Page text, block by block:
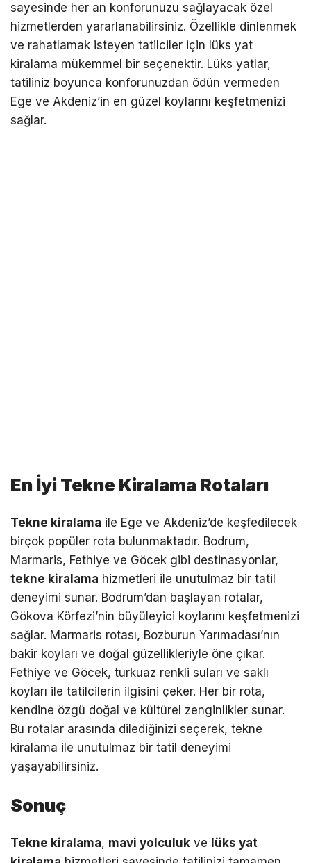
sayesinde her an konforunuzu sağlayacak özel
hizmetlerden yararlanabilirsiniz. Özellikle dinlenmek
ve rahatlamak isteyen tatilciler için lüks yat
kiralama mükemmel bir seçenektir. Lüks yatlar,
tatiliniz boyunca konforunuzdan ödün vermeden
Ege ve Akdeniz’in en güzel koylarını keşfetmenizi
sağlar.
En İyi Tekne Kiralama Rotaları
Tekne kiralama ile Ege ve Akdeniz’de keşfedilecek
birçok popüler rota bulunmaktadır. Bodrum,
Marmaris, Fethiye ve Göcek gibi destinasyonlar,
tekne kiralama hizmetleri ile unutulmaz bir tatil
deneyimi sunar. Bodrum’dan başlayan rotalar,
Gökova Körfezi’nin büyüleyici koylarını keşfetmenizi
sağlar. Marmaris rotası, Bozburun Yarımadası’nın
bakir koyları ve doğal güzellikleriyle öne çıkar.
Fethiye ve Göcek, turkuaz renkli suları ve saklı
koyları ile tatilcilerin ilgisini çeker. Her bir rota,
kendine özgü doğal ve kültürel zenginlikler sunar.
Bu rotalar arasında dilediğinizi seçerek, tekne
kiralama ile unutulmaz bir tatil deneyimi
yaşayabilirsiniz.
Sonuç
Tekne kiralama, mavi yolculuk ve lüks yat